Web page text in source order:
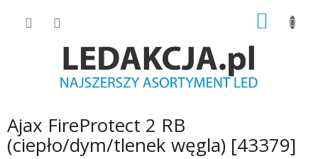
Ajax FireProtect 2 RB
(ciepło/dym/tlenek węgla) [43379]